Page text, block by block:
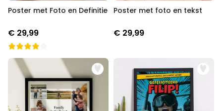
Poster met Foto en Definitie
€ 29,99
Poster met foto en tekst
€ 29,99